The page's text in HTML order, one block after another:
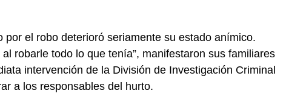
por el robo deterioró seriamente su estado anímico.
robarle todo lo que tenía”, manifestaron sus familiares
intervención de la División de Investigación Criminal
a los responsables del hurto.